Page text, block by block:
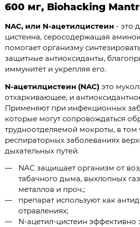
600 мг, Biohacking
NAC, или N-ацетилцистеин - это
цистеина, серосодержащая
помогает организму
защитные антиоксиданты,
иммунитет и укрепляя его.
N-ацетилцистеин (NAC) это
отхаркивающее, и
Применяют при инфекционных
которые могут сопровождаться
трудноотделяемой мокроты, в том
респираторных заболеваниях
дыхательных путей.
NAC защищает организм от
табачного дыма, выхлопных
металлов и проч.;
препарат используют как
отравлениях;
N-ацетил-цистеин эффективно